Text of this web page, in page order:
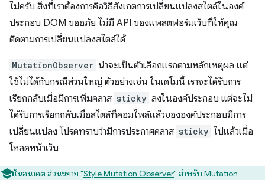
ไม่ครับ สิ่งที่เราต้องการคือวิธีสังเกตการเปลี่ยนแปลงสไตล์ในองค์
ประกอบ DOM ขออภัย ไม่มี API ของแพลตฟอร์มเว็บที่ให้คุณ
ติดตามการเปลี่ยนแปลงสไตล์ได้
MutationObserver น่าจะเป็นตัวเลือกแรกตามหลักเหตุผล แต่
ใช้ไม่ได้กับกรณีส่วนใหญ่ ตัวอย่างเช่น ในเดโมนี้ เราจะได้รับการ
เรียกกลับเมื่อมีการเพิ่มคลาส sticky ลงในองค์ประกอบ แต่จะไม่
ได้รับการเรียกกลับเมื่อสไตล์ที่คอมไพล์แล้วขององค์ประกอบมีการ
เปลี่ยนแปลง โปรดทราบว่ามีการประกาศคลาส sticky ไปแล้วเมื่อ
โหลดหน้าเว็บ
ในอนาคต ส่วนขยาย "Style Mutation Observer" สำหรับ Mutation